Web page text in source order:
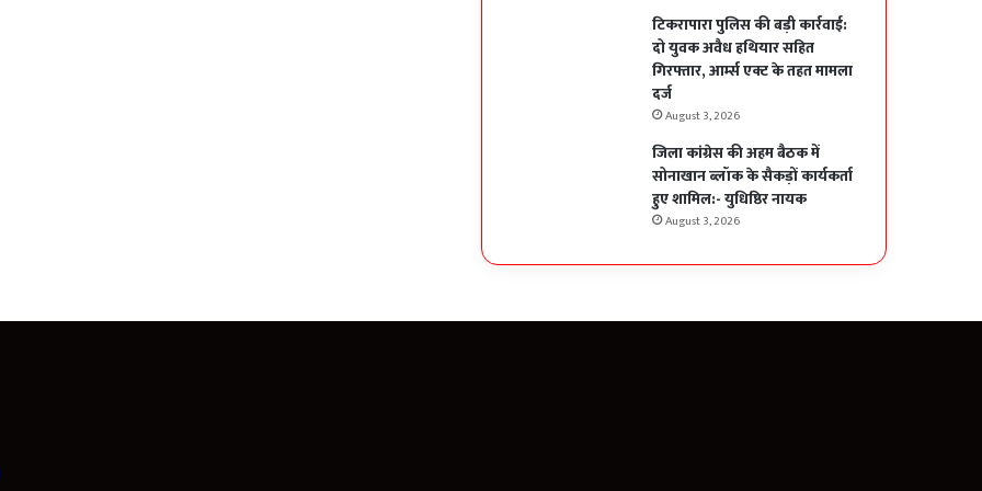
टिकरापारा पुलिस की बड़ी कार्रवाई:
दो युवक अवैध हथियार सहित
गिरफ्तार, आर्म्स एक्ट के तहत मामला
दर्ज
August 3, 2026
जिला कांग्रेस की अहम बैठक में
सोनाखान ब्लॉक के सैकड़ों कार्यकर्ता
हुए शामिल:- युधिष्ठिर नायक
August 3, 2026